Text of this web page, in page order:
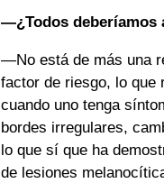
—¿Todos deberíamos
—No está de más una
factor de riesgo, lo que
cuando uno tenga
bordes irregulares,
lo que sí que ha
de lesiones